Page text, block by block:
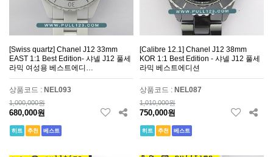
[Swiss quartz] Chanel J12 33mm
EAST 1:1 Best Edition- 샤넬 J12 풀세
라믹 여성용 베스트에디…
상품코드 : NEL093
1,000,000원
680,000원
히트 추천 베스트
[Calibre 12.1] Chanel J12 38mm
KOR 1:1 Best Edition - 샤넬 J12 풀세
라믹 베스트에디션
상품코드 : NEL087
1,010,000원
750,000원
히트 추천 베스트